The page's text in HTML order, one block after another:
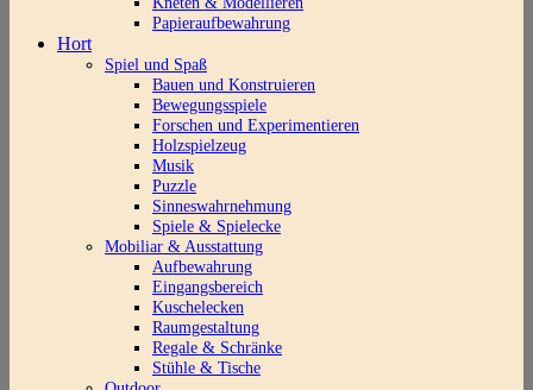
Papieraufbewahrung
Hort
Spiel und Spaß
Bauen und Konstruieren
Bewegungsspiele
Forschen und Experimentieren
Holzspielzeug
Musik
Puzzle
Sinneswahrnehmung
Spiele & Spielecke
Mobiliar & Ausstattung
Aufbewahrung
Eingangsbereich
Kuschelecken
Raumgestaltung
Regale & Schränke
Stühle & Tische